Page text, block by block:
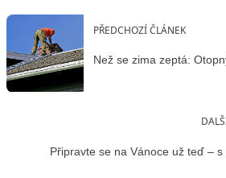
PŘEDCHOZÍ ČLÁNEK
Než se zima zeptá:
Připravte se na Vánoce už teď – s